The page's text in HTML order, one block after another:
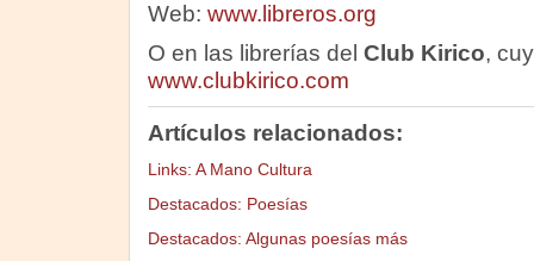
Web: www.libreros.org
O en las librerías del Club Kirico,
www.clubkirico.com
Artículos relacionados:
Links: A Mano Cultura
Destacados: Poesías
Destacados: Algunas poesías más